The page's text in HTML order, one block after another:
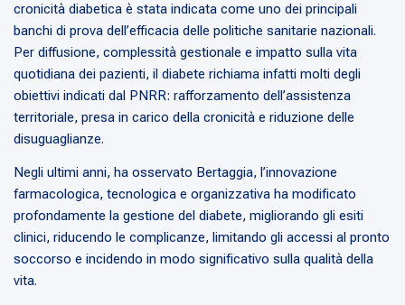
cronicità diabetica è stata indicata come uno dei principali
banchi di prova dell’efficacia delle politiche sanitarie nazionali.
Per diffusione, complessità gestionale e impatto sulla vita
quotidiana dei pazienti, il diabete richiama infatti molti degli
obiettivi indicati dal PNRR: rafforzamento dell’assistenza
territoriale, presa in carico della cronicità e riduzione delle
disuguaglianze.
Negli ultimi anni, ha osservato Bertaggia, l’innovazione
farmacologica, tecnologica e organizzativa ha modificato
profondamente la gestione del diabete, migliorando gli esiti
clinici, riducendo le complicanze, limitando gli accessi al pronto
soccorso e incidendo in modo significativo sulla qualità della
vita.